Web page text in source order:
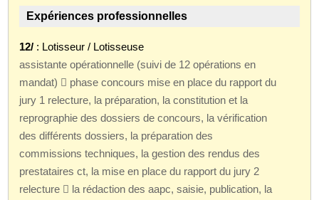
Expériences professionnelles
12/ : Lotisseur / Lotisseuse
assistante opérationnelle (suivi de 12 opérations en
mandat)  phase concours mise en place du rapport du
jury 1 relecture, la préparation, la constitution et la
reprographie des dossiers de concours, la vérification
des différents dossiers, la préparation des
commissions techniques, la gestion des rendus des
prestataires ct, la mise en place du rapport du jury 2
relecture  la rédaction des aapc, saisie, publication, la